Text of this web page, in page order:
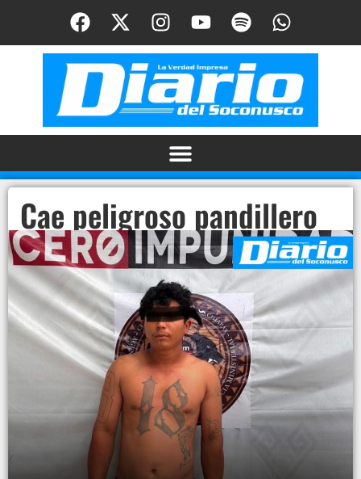
Cae peligroso pandillero